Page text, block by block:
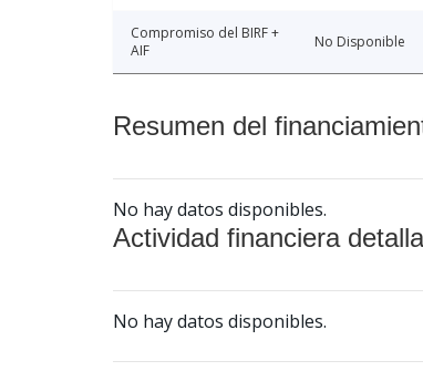
Compromiso del BIRF +
AIF
No Disponible
Resumen del
No hay datos disponibles.
Actividad financiera
No hay datos disponibles.